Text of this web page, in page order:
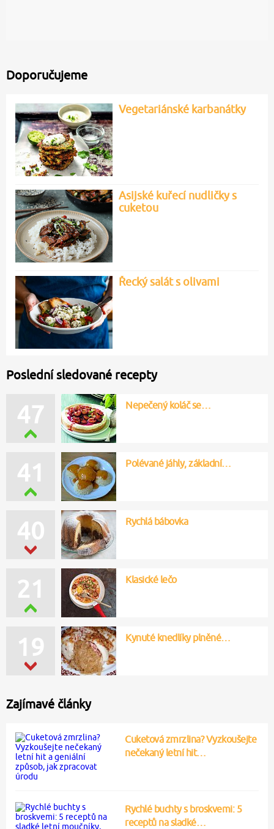
Doporučujeme
Vegetariánské karbanátky
Asijské kuřecí nudličky s
cuketou
Řecký salát s olivami
Poslední sledované recepty
47 Nepečený koláč se…
40 Rychlá bábovka
41 Polévané jáhly, základní…
21 Klasické lečo
19 Kynuté knedlíky plněné…
Zajímavé články
Cuketová zmrzlina? Vyzkoušejte
nečekaný letní hit…
Rychlé buchty s broskvemi: 5
receptů na sladké…